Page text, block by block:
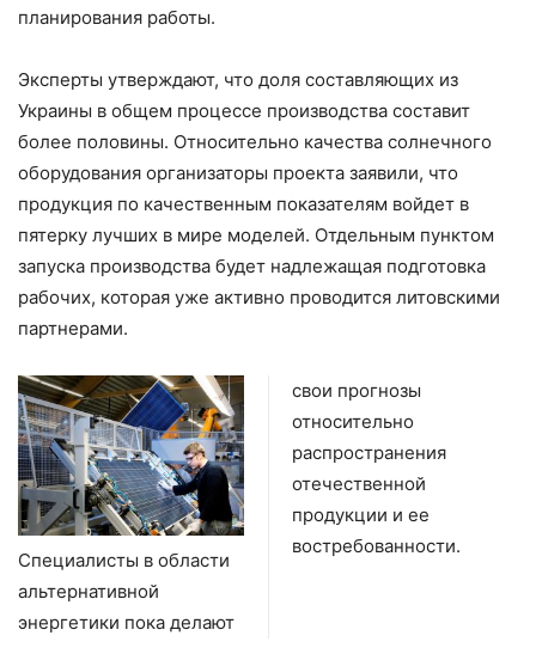
планирования работы.
Эксперты утверждают, что доля составляющих из
Украины в общем процессе производства составит
более половины. Относительно качества солнечного
оборудования организаторы проекта заявили, что
продукция по качественным показателям войдет в
пятерку лучших в мире моделей. Отдельным пунктом
запуска производства будет надлежащая подготовка
рабочих, которая уже активно проводится литовскими
партнерами.
Специалисты в области
альтернативной
энергетики пока делают
свои прогнозы
относительно
распространения
отечественной
продукции и ее
востребованности.